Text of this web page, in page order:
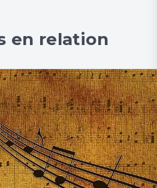
en relation